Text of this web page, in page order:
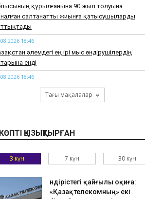
құрылғанына 90 жыл толуына
салтанатты жиынға қатысушыларды
18:46
әлемдегі ең ірі мыс өндірушілердің
енді
18:46
Нұрай Серікбайдың туыстары
10 миллиард теңге моральдық
тобының әншісі Кенжебек Жанәбілов
18:20
әшкереленді
18:07
Тағы мақалалар
ҚЫЗЫҚТЫРҒАН
3 күн 7 күн 30 күн
Өндірістегі қайғылы оқиға:
«Қазақтелекомның» екі